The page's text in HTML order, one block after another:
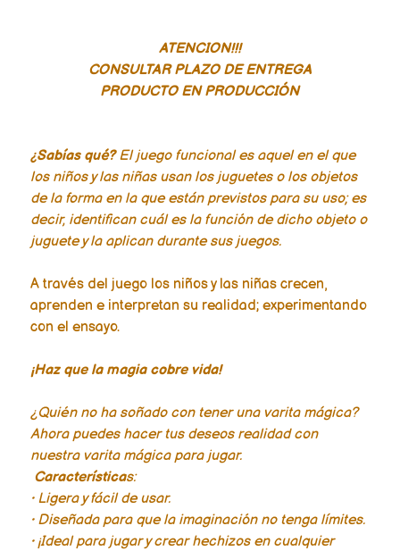
ATENCION!!!
CONSULTAR PLAZO DE ENTREGA
PRODUCTO EN PRODUCCIÓN
¿Sabías qué?El juego funcional es aquel en el que
los niños y las niñas usan los juguetes o los objetos
de la forma en la que están previstos para su uso; es
decir, identifican cuál es la función de dicho objeto o
juguete y la aplican durante sus juegos.
A través del juego los niños y las niñas crecen,
aprenden e interpretan su realidad; experimentando
con el ensayo.
¡Haz que la magia cobre vida!
¿Quién no ha soñado con tener una varita mágica?
Ahora puedes hacer tus deseos realidad con
nuestra varita mágica para jugar.
Características:
• Ligera y fácil de usar.
• Diseñada para que la imaginación no tenga límites.
• ¡Ideal para jugar y crear hechizos en cualquier